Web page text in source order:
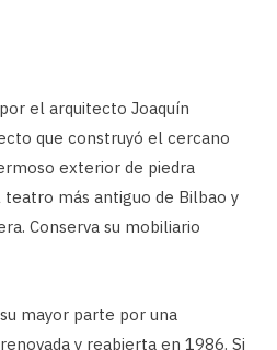
el arquitecto Joaquín
que construyó el cercano
exterior de piedra
más antiguo de Bilbao y
Conserva su mobiliario
mayor parte por una
y reabierta en 1986. Si